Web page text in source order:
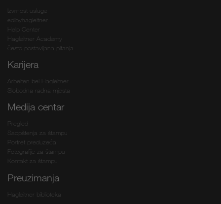
Izvrnost usluge
edibyhagleitner
Help Center
Hagleitner Academy
često postavljana pitanja
Karijera
Arbeiten bei Hagleitner
Slobodna radna mjesta
Medija centar
Pregled
Saopštenja za štampu
Portret preduzeća
Fotografije za štampu
Kontakt za štampu
Preuzimanja
Hagleitner biblioteka